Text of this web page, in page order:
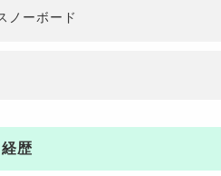
ノーボード
経歴